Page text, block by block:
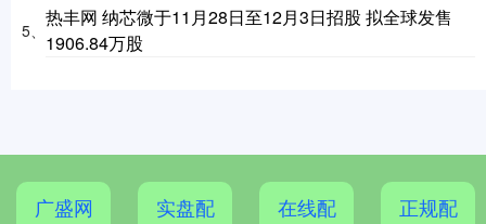
5、
热丰网 纳芯微于11月28日至12月3日招股 拟全球发售
1906.84万股
广盛网
实盘配
在线配
正规配